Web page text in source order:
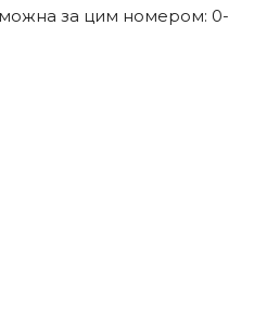
можна за цим номером: 0-